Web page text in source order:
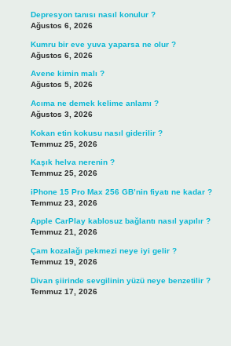
Depresyon tanısı nasıl konulur ?
Ağustos 6, 2026
Kumru bir eve yuva yaparsa ne olur ?
Ağustos 6, 2026
Avene kimin malı ?
Ağustos 5, 2026
Acıma ne demek kelime anlamı ?
Ağustos 3, 2026
Kokan etin kokusu nasıl giderilir ?
Temmuz 25, 2026
Kaşık helva nerenin ?
Temmuz 25, 2026
iPhone 15 Pro Max 256 GB’nin fiyatı ne kadar ?
Temmuz 23, 2026
Apple CarPlay kablosuz bağlantı nasıl yapılır ?
Temmuz 21, 2026
Çam kozalağı pekmezi neye iyi gelir ?
Temmuz 19, 2026
Divan şiirinde sevgilinin yüzü neye benzetilir ?
Temmuz 17, 2026